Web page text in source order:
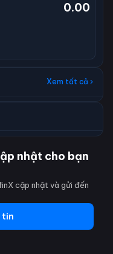
0.00
Xem tất cả ›
nhật cho bạn
cập nhật và gửi đến
tin